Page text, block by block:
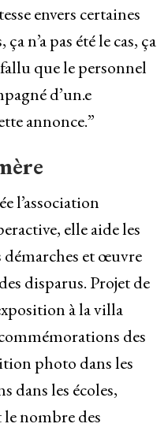
envers certaines
n’a pas été le cas, ça
que le personnel
d’un.e
annonce.”
l’association
elle aide les
démarches et œuvre
disparus. Projet de
à la villa
des
photo dans les
dans les écoles,
nombre des